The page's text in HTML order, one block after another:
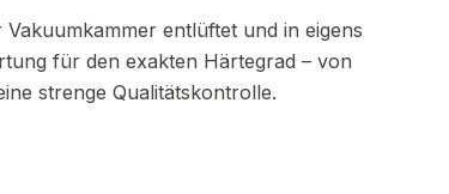
Vakuumkammer entlüftet und in eigens
für den exakten Härtegrad – von
strenge Qualitätskontrolle.